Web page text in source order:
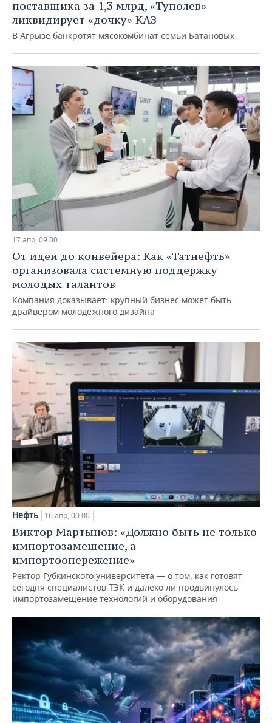
поставщика за 1,3 млрд, «Туполев»
ликвидирует «дочку» КАЗ
В Агрызе банкротят мясокомбинат семьи Батановых
17 апр, 09:00
От идеи до конвейера: Как «Татнефть»
организовала системную поддержку
молодых талантов
Компания доказывает: крупный бизнес может быть
драйвером молодежного дизайна
Нефть 16 апр, 00:00
Виктор Мартынов: «Должно быть не только
импортозамещение, а
импортоопережение»
Ректор Губкинского университета — о том, как готовят
сегодня специалистов ТЭК и далеко ли продвинулось
импортозамещение технологий и оборудования